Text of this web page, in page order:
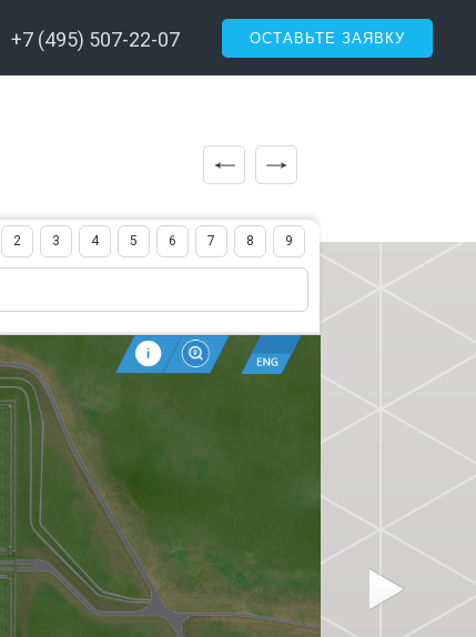
+7 (495) 507-22-07 ОСТАВЬТЕ ЗАЯВКУ
2 3 4 5 6 7 8 9